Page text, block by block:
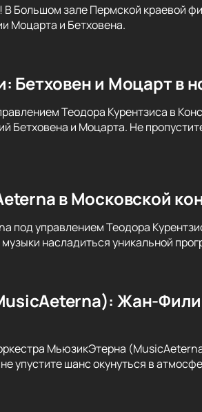
Большом зале Пермской краевой
Моцарта и Бетховена.
Бетховен и Моцарт в
Теодора Курентзиса в
Бетховена и Моцарта. Не
в Московской
под управлением Теодора
насладиться уникальной
Жан-
МьюзикЭтерна
упустите шанс окунуться в